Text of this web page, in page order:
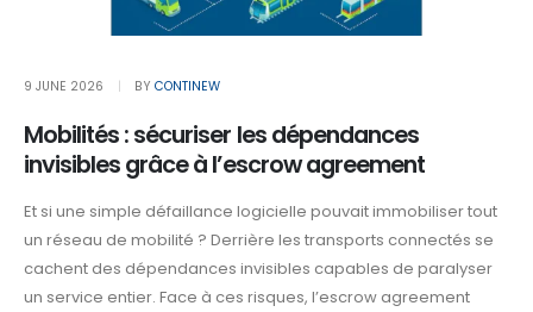
9 JUNE 2026 BY CONTINEW
Mobilités : sécuriser les dépendances
invisibles grâce à l’escrow agreement
Et si une simple défaillance logicielle pouvait immobiliser tout
un réseau de mobilité ? Derrière les transports connectés se
cachent des dépendances invisibles capables de paralyser
un service entier. Face à ces risques, l’escrow agreement